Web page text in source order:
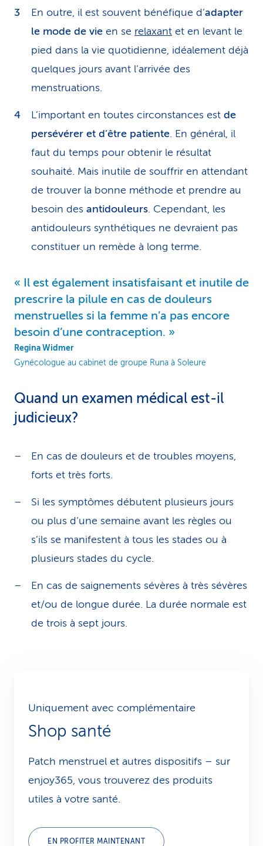
En outre, il est souvent bénéfique d’adapter
le mode de vie en se relaxant et en levant le
pied dans la vie quotidienne, idéalement déjà
quelques jours avant l’arrivée des
menstruations.
L’important en toutes circonstances est de
persévérer et d’être patiente. En général, il
faut du temps pour obtenir le résultat
souhaité. Mais inutile de souffrir en attendant
de trouver la bonne méthode et prendre au
besoin des antidouleurs. Cependant, les
antidouleurs synthétiques ne devraient pas
constituer un remède à long terme.
Il est également insatisfaisant et inutile de
prescrire la pilule en cas de douleurs
menstruelles si la femme n’a pas encore
besoin d’une contraception.
Regina Widmer
Gynécologue au cabinet de groupe Runa à Soleure
Quand un examen médical est-il
judicieux?
En cas de douleurs et de troubles moyens,
forts et très forts.
Si les symptômes débutent plusieurs jours
ou plus d’une semaine avant les règles ou
s’ils se manifestent à tous les stades ou à
plusieurs stades du cycle.
En cas de saignements sévères à très sévères
et/ou de longue durée. La durée normale est
de trois à sept jours.
Uniquement avec complémentaire
Shop santé
Patch menstruel et autres dispositifs – sur
enjoy365, vous trouverez des produits
utiles à votre santé.
EN PROFITER MAINTENANT